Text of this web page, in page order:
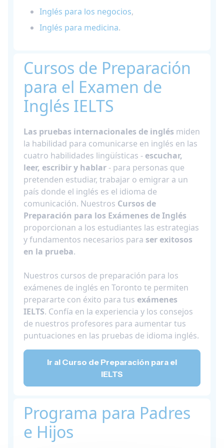
Inglés para los negocios,
Inglés para medicina.
Cursos de Preparación
para el Examen de
Inglés IELTS
Las pruebas internacionales de inglés miden
la habilidad para comunicarse en inglés en las
cuatro habilidades lingüísticas - escuchar,
leer, escribir y hablar- para personas que
pretenden estudiar, trabajar o emigrar a un
país donde el inglés es el idioma de
comunicación. Nuestros Cursos de
Preparación para los Exámenes de Inglés
proporcionan a los estudiantes las estrategias
y fundamentos necesarios para ser exitosos
en la prueba.
Nuestros cursos de preparación para los
exámenes de inglés en Toronto te permiten
prepararte con éxito para tus exámenes
IELTS. Confía en la experiencia y los consejos
de nuestros profesores para aumentar tus
puntuaciones en las pruebas de idioma inglés.
Ir al Curso de Preparación para el
IELTS
Programa para Padres
e Hijos